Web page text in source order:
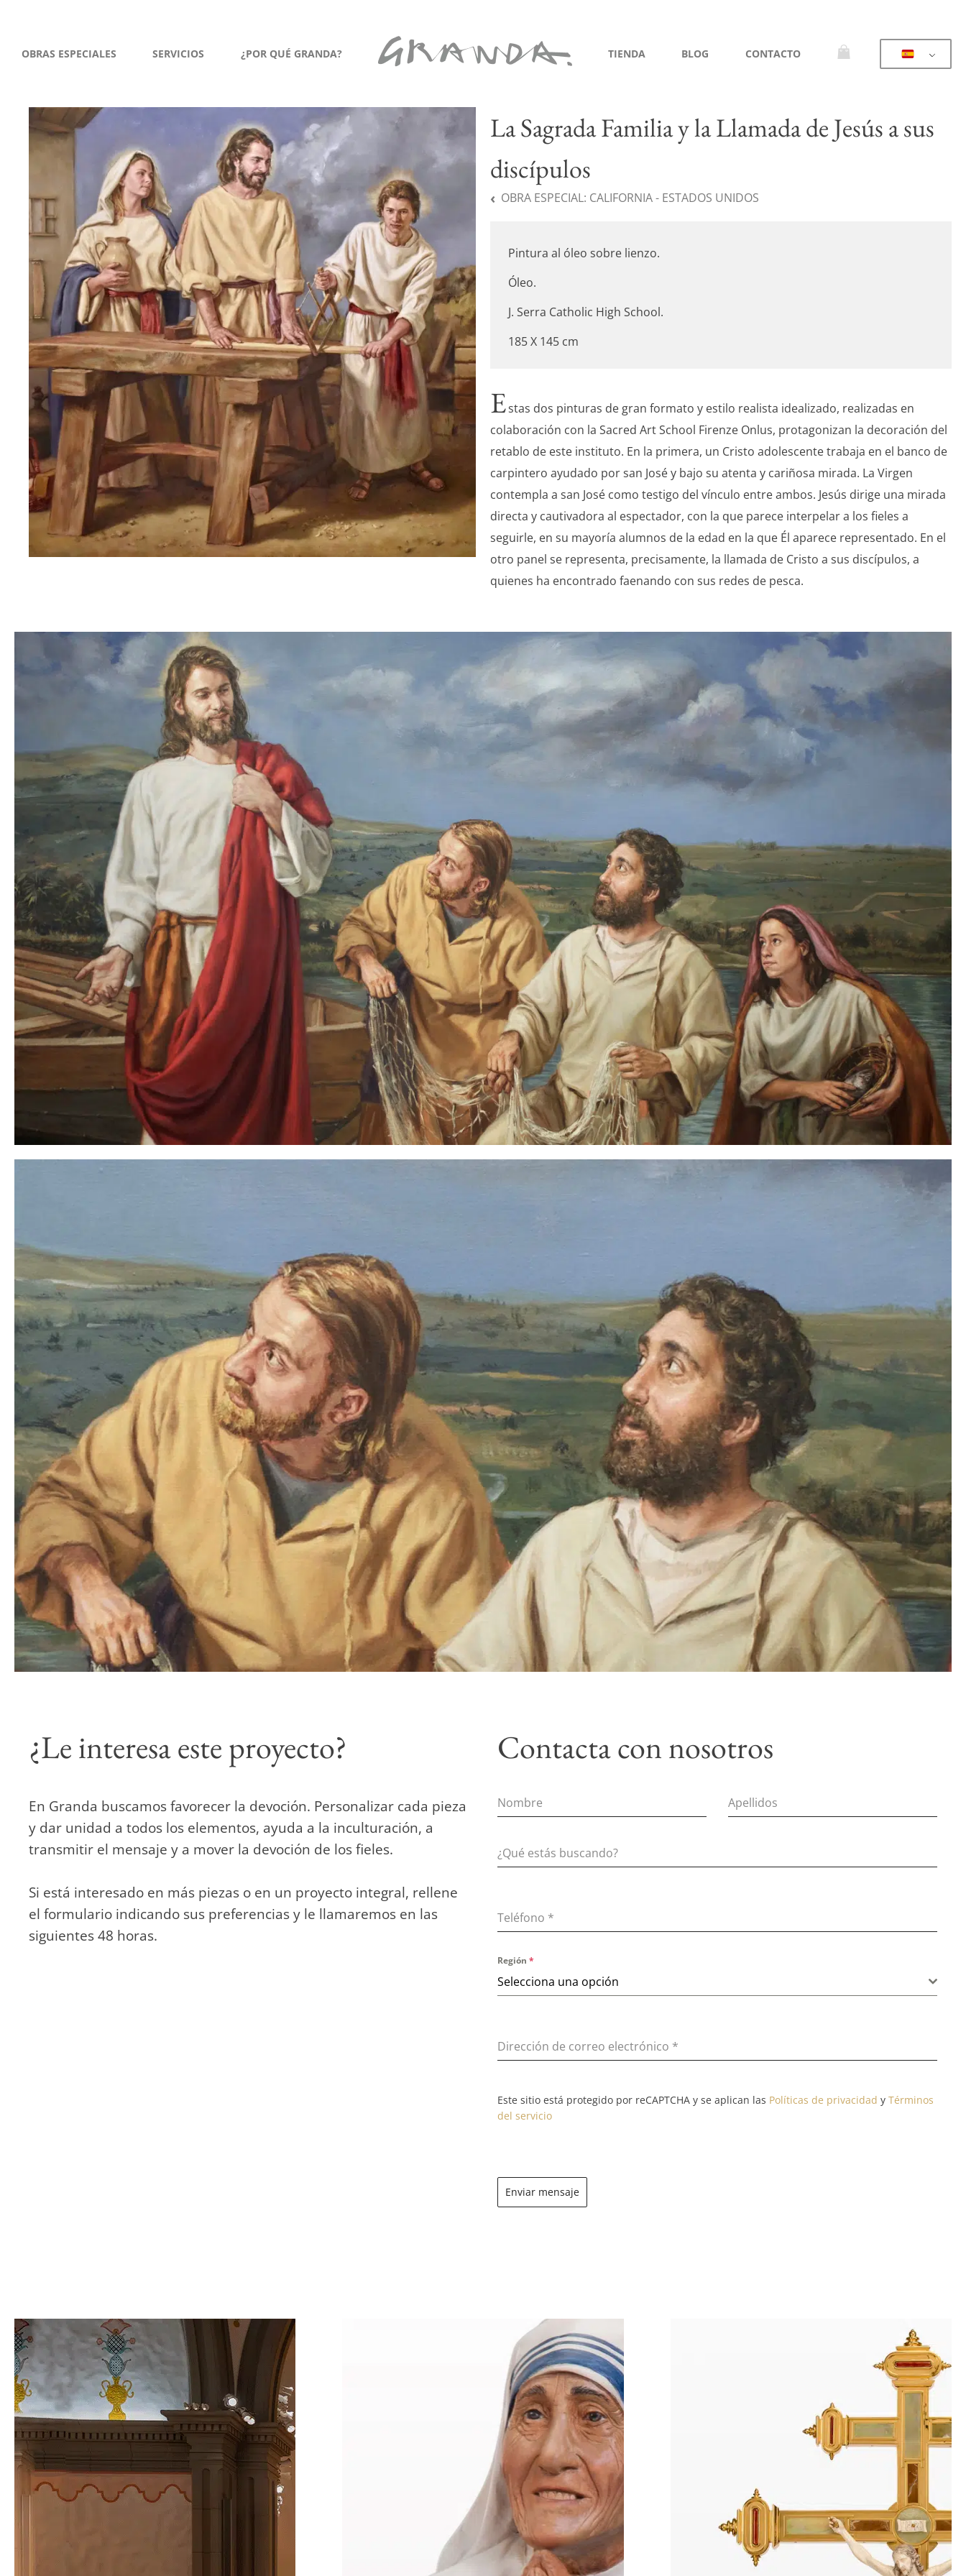
OBRAS ESPECIALES SERVICIOS ¿POR QUÉ GRANDA? TIENDA BLOG CONTACTO
La Sagrada Familia y la Llamada de Jesús a sus
discípulos
OBRA ESPECIAL: CALIFORNIA - ESTADOS UNIDOS
Pintura al óleo sobre lienzo.
Óleo.
J. Serra Catholic High School.
185 X 145 cm
Estas dos pinturas de gran formato y estilo realista idealizado, realizadas en
colaboración con la Sacred Art School Firenze Onlus, protagonizan la decoración del
retablo de este instituto. En la primera, un Cristo adolescente trabaja en el banco de
carpintero ayudado por san José y bajo su atenta y cariñosa mirada. La Virgen
contempla a san José como testigo del vínculo entre ambos. Jesús dirige una mirada
directa y cautivadora al espectador, con la que parece interpelar a los fieles a
seguirle, en su mayoría alumnos de la edad en la que Él aparece representado. En el
otro panel se representa, precisamente, la llamada de Cristo a sus discípulos, a
quienes ha encontrado faenando con sus redes de pesca.
¿Le interesa este proyecto?
En Granda buscamos favorecer la devoción. Personalizar cada pieza
y dar unidad a todos los elementos, ayuda a la inculturación, a
transmitir el mensaje y a mover la devoción de los fieles.
Si está interesado en más piezas o en un proyecto integral, rellene
el formulario indicando sus preferencias y le llamaremos en las
siguientes 48 horas.
Contacta con nosotros
Teléfono *
Región *
Selecciona una opción
Dirección de correo electrónico *
Este sitio está protegido por reCAPTCHA y se aplican las Políticas de privacidad y Términos
del servicio
Enviar mensaje